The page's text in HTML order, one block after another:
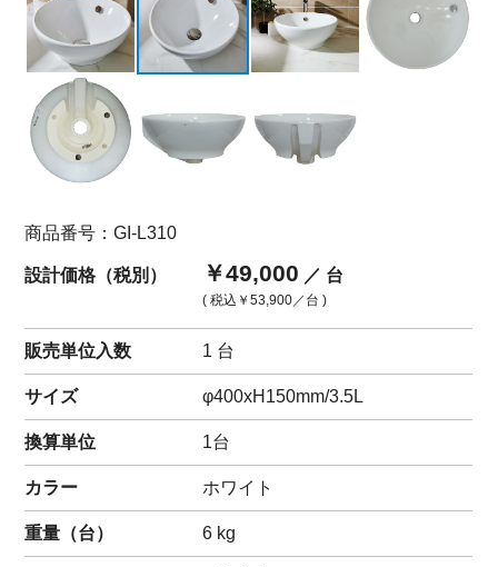
商品番号：GI-L310
設計価格（税別） ￥49,000 ／ 台
( 税込 ￥53,900 ／台 )
販売単位入数 1 台
サイズ φ400xH150mm/3.5L
換算単位 1台
カラー ホワイト
重量（台） 6 kg